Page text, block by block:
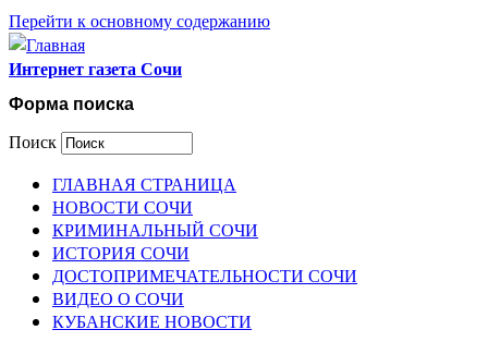
Перейти к основному содержанию
Интернет газета Сочи
Форма поиска
Поиск
ГЛАВНАЯ СТРАНИЦА
НОВОСТИ СОЧИ
КРИМИНАЛЬНЫЙ СОЧИ
ИСТОРИЯ СОЧИ
ДОСТОПРИМЕЧАТЕЛЬНОСТИ СОЧИ
ВИДЕО О СОЧИ
КУБАНСКИЕ НОВОСТИ